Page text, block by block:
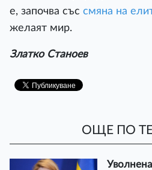
е, започва със смяна на
желаят мир.
Златко Станоев
ОЩЕ ПО